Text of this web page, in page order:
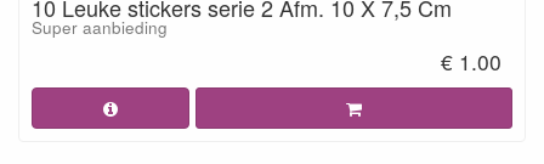
10 Leuke stickers serie 2 Afm. 10 X 7,5 Cm
Super aanbieding
€ 1.00